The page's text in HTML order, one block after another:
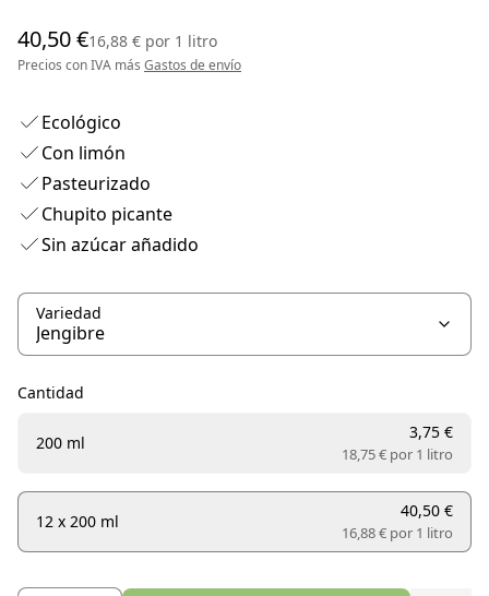
40,50 €16,88 € por 1 litro
Precios con IVA más Gastos de envío
Ecológico
Con limón
Pasteurizado
Chupito picante
Sin azúcar añadido
Variedad
Cantidad
200 ml
3,75 €
18,75 € por 1 litro
12 x 200 ml
40,50 €
16,88 € por 1 litro